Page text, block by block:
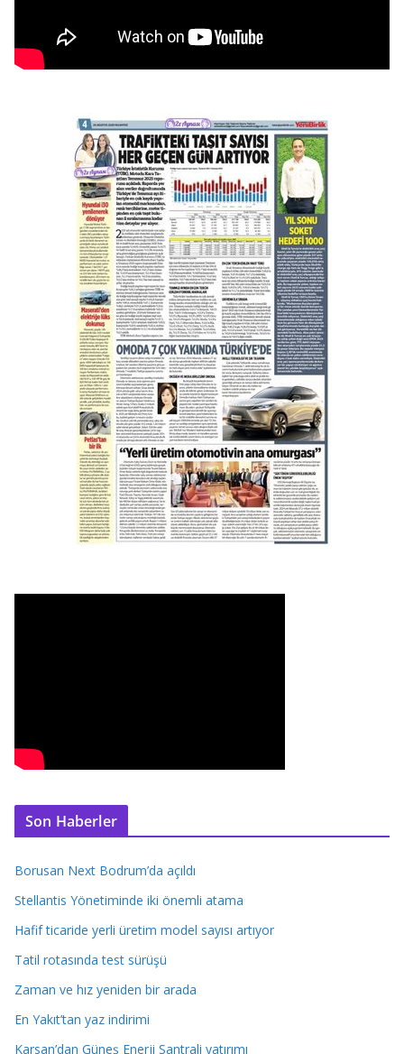
Son Haberler
Borusan Next Bodrum’da açıldı
Stellantis Yönetiminde iki önemli atama
Hafif ticaride yerli üretim model sayısı artıyor
Tatil rotasında test sürüşü
Zaman ve hız yeniden bir arada
En Yakıt’tan yaz indirimi
Karsan’dan Güneş Enerji Santrali yatırımı